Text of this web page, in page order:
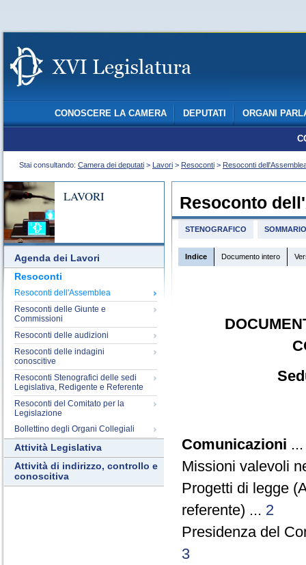
CONOSCERE LA CAMERA DEPUTATI ORGANI
Stai consultando: Camera dei deputati > Lavori > Resoconti > Resoconti
LAVORI
Agenda dei Lavori
Resoconti
Resoconti dell'Assemblea
Resoconti delle Giunte e
Commissioni
Resoconti delle audizioni
Resoconti delle indagini
conoscitive
Resoconti Stenografici delle sedi
Legislativa, Redigente e Referente
Resoconti del Comitato per la
Legislazione
Bollettino degli Organi Collegiali
Attività Legislativa
Attività di indirizzo, controllo e
conoscitiva
Resoconto
STENOGRAFICO SOMMARIO
Indice Documento intero
Comunicazioni
Missioni valevoli
Progetti di legge
referente) ... 2
Presidenza del
3